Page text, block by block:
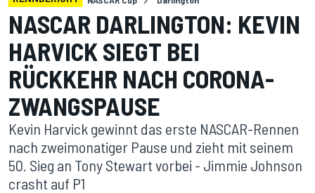
NASCAR DARLINGTON: KEVIN
HARVICK SIEGT BEI
RÜCKKEHR NACH CORONA-
ZWANGSPAUSE
Kevin Harvick gewinnt das erste NASCAR-Rennen
nach zweimonatiger Pause und zieht mit seinem
50. Sieg an Tony Stewart vorbei - Jimmie Johnson
crasht auf P1